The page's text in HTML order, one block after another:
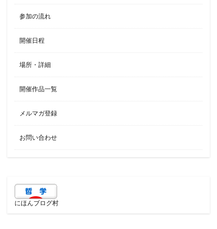
参加の流れ
開催日程
場所・詳細
開催作品一覧
メルマガ登録
お問い合わせ
にほんブログ村